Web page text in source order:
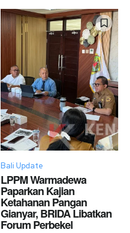
Bali Update
LPPM Warmadewa
Paparkan Kajian
Ketahanan Pangan
Gianyar, BRIDA Libatkan
Forum Perbekel